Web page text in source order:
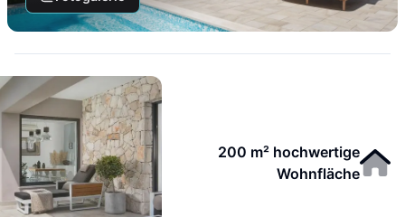
200 m² hochwertige
Wohnfläche